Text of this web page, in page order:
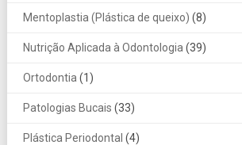
Mentoplastia (Plástica de queixo) (8)
Nutrição Aplicada à Odontologia (39)
Ortodontia (1)
Patologias Bucais (33)
Plástica Periodontal (4)